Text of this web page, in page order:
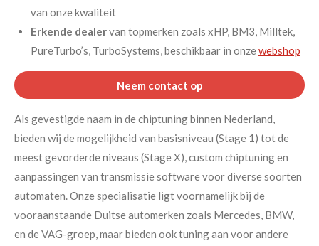
van onze kwaliteit
Erkende dealervan topmerken zoals xHP, BM3, Milltek,
PureTurbo’s, TurboSystems, beschikbaar in onzewebshop
Neem contact op
Als gevestigde naam in de chiptuning binnen Nederland,
bieden wij de mogelijkheid van basisniveau (Stage 1) tot de
meest gevorderde niveaus (Stage X), custom chiptuning en
aanpassingen van transmissie software voor diverse soorten
automaten. Onze specialisatie ligt voornamelijk bij de
vooraanstaande Duitse automerken zoals Mercedes, BMW,
en de VAG-groep, maar bieden ook tuning aan voor andere